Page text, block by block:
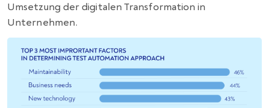
Umsetzung der digitalen Transformation in
Unternehmen.